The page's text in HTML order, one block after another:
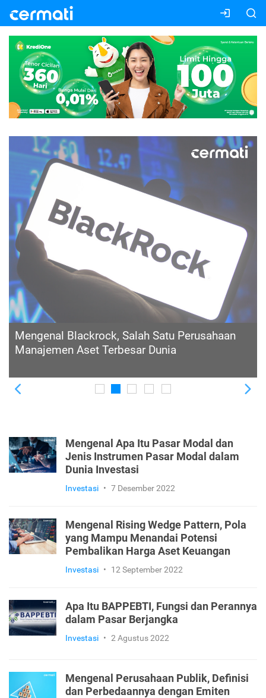
Investor Wajib Tahu, Ini Pengertian Lembaga
Penunjang Pasar Modal, Peran, dan 8 Contoh
Mengenal Apa Itu Pasar Modal dan
Jenis Instrumen Pasar Modal dalam
Dunia Investasi
Investasi • 7 Desember 2022
Mengenal Rising Wedge Pattern, Pola
yang Mampu Menandai Potensi
Pembalikan Harga Aset Keuangan
Investasi • 12 September 2022
Apa Itu BAPPEBTI, Fungsi dan Perannya
dalam Pasar Berjangka
Investasi • 2 Agustus 2022
Mengenal Perusahaan Publik, Definisi
dan Perbedaannya dengan Emiten